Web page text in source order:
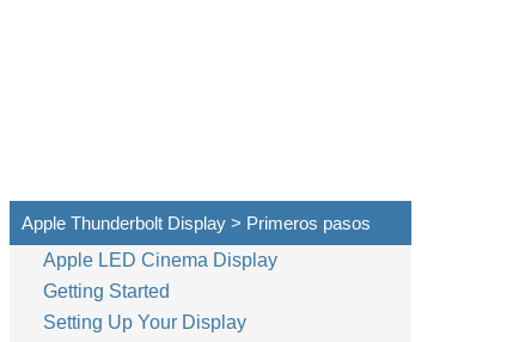
Apple Thunderbolt Display > Primeros pasos
Apple LED Cinema Display
Getting Started
Setting Up Your Display